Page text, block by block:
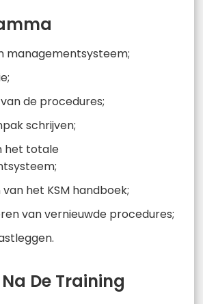
managementsysteem;
de procedures;
schrijven;
het totale
het KSM handboek;
van vernieuwde procedures;
De Training